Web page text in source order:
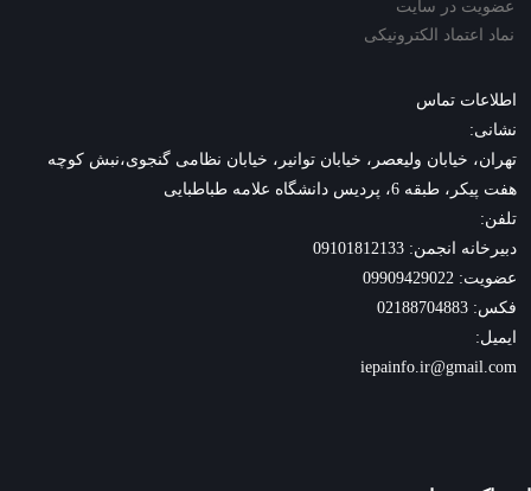
عضویت در سایت
نماد اعتماد الکترونیکی
اطلاعات تماس
نشانی:
تهران، خیابان ولیعصر، خیابان توانیر، خیابان نظامی گنجوی،نبش کوچه
هفت پیکر، طبقه 6، پردیس دانشگاه علامه طباطبایی
تلفن:
دبیرخانه انجمن: 09101812133
عضویت: 09909429022
فکس: 02188704883
ایمیل:
iepainfo.ir@gmail.com